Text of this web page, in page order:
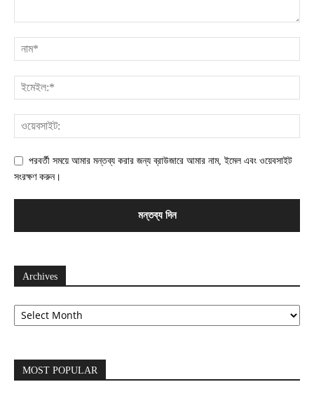
পরবর্তী সময়ে আমার মন্তব্য করার জন্য ব্রাউজারে আমার নাম, ইমেল এবং ওয়েবসাইট
সংরক্ষণ করুন।
Archives
Archives
MOST POPULAR